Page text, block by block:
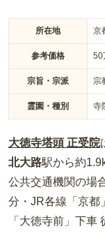
所在地 京
参考価格 50
宗旨・宗派 宗
霊園・種別 寺
大徳寺塔頭 正受院
北大路駅から約
公共交通機関の場
分・JR各線「京都
「大徳寺前」下車